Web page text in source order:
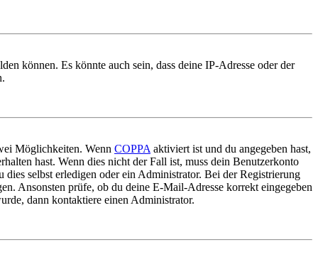
können. Es könnte auch sein, dass deine IP-Adresse oder der
Möglichkeiten. Wenn COPPA aktiviert ist und du angegeben hast,
hast. Wenn dies nicht der Fall ist, muss dein Benutzerkonto
selbst erledigen oder ein Administrator. Bei der Registrierung
Ansonsten prüfe, ob du deine E-Mail-Adresse korrekt eingegeben
dann kontaktiere einen Administrator.